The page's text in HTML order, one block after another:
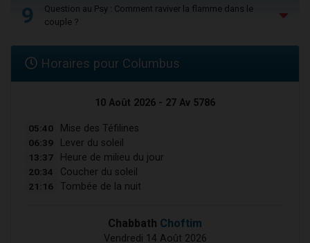
9
Question au Psy : Comment raviver la flamme dans le
couple ?
Horaires pour Columbus
10 Août 2026 - 27 Av 5786
05:40 Mise des Téfilines
06:39 Lever du soleil
13:37 Heure de milieu du jour
20:34 Coucher du soleil
21:16 Tombée de la nuit
Chabbath Choftim
Vendredi 14 Août 2026